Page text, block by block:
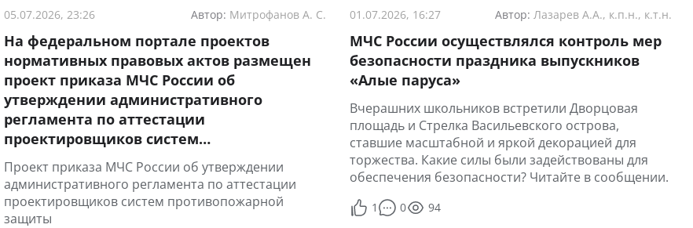
05.07.2026, 23:26 Автор: Митрофанов А. С.
На федеральном портале проектов
нормативных правовых актов размещен
проект приказа МЧС России об
утверждении административного
регламента по аттестации
проектировщиков систем
противопожарной защиты
Проект приказа МЧС России об утверждении
административного регламента по аттестации
проектировщиков систем противопожарной
защиты
01.07.2026, 16:27 Автор: Лазарев А.А., к.п.н., к.т.н.
МЧС России осуществлялся контроль мер
безопасности праздника выпускников
«Алые паруса»
Вчерашних школьников встретили Дворцовая
площадь и Стрелка Васильевского острова,
ставшие масштабной и яркой декорацией для
торжества. Какие силы были задействованы для
обеспечения безопасности? Читайте в сообщении.
1 0 94